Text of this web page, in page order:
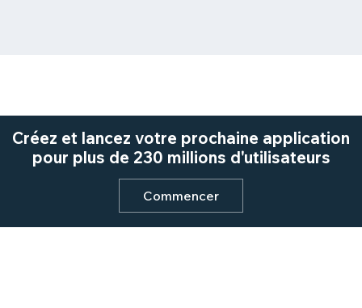
Créez et lancez votre prochaine application
pour plus de 230 millions d'utilisateurs
Commencer